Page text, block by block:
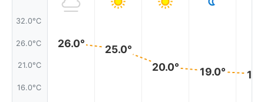
32.0°C
26.0°C
21.0°C
16.0°C
26.0° 25.0°
20.0° 19.0°